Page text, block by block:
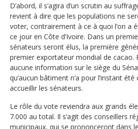
D’abord, il s’agira d’un scrutin au
revient à dire que les populations ne
voter, contrairement à ce à quoi l’on a
ce jour en Côte d’Ivoire. Dans un
sénateurs seront élus, la première
premier exportateur mondial de cacao.
aucune information sur le siège du
qu’aucun bâtiment n’a pour l’instant
accueillir les sénateurs.
Le rôle du vote reviendra aux grands
7.000 au total. Il s’agit des conseillers
municipaux, qui se prononceront dans